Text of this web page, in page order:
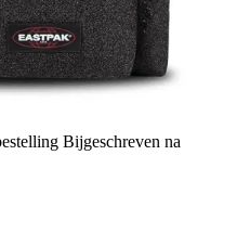
Bijgeschreven na